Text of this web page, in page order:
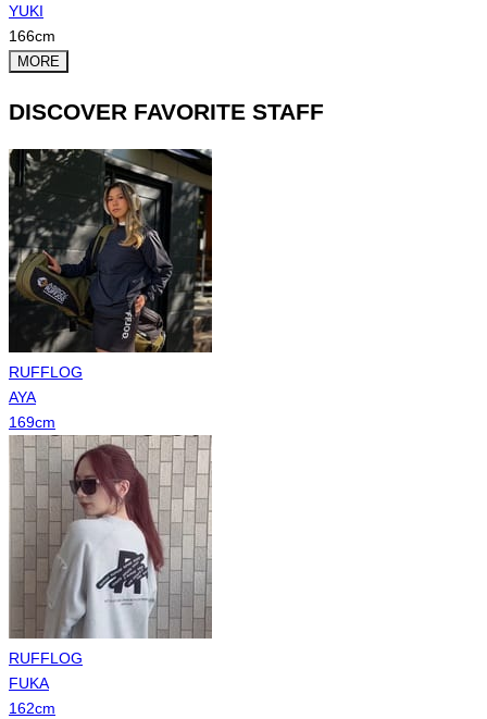
YUKI
166cm
MORE
DISCOVER FAVORITE STAFF
RUFFLOG
AYA
169cm
RUFFLOG
FUKA
162cm